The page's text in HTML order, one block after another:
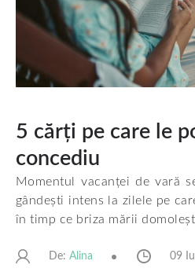
5 cărți pe care le
concediu
Momentul vacanței de vară
gândești intens la zilele pe
în timp ce briza mării
De: Alina 09